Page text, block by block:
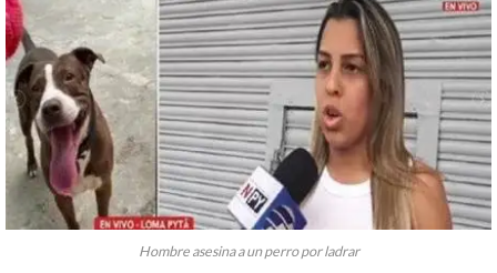
Hombre asesina a un perro por ladrar